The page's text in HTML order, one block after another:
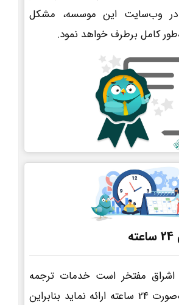
در وب‌سایت این موسسه، مشکل
کامل برطرف خواهد نمود.
اشراق مفتخر است خدمات ترجمه
رسمی خود را به‌صورت 24 ساعته ارائه نماید بنابراین